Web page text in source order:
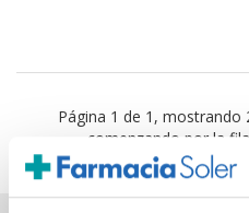
Página 1 de 1,
comenzando por la